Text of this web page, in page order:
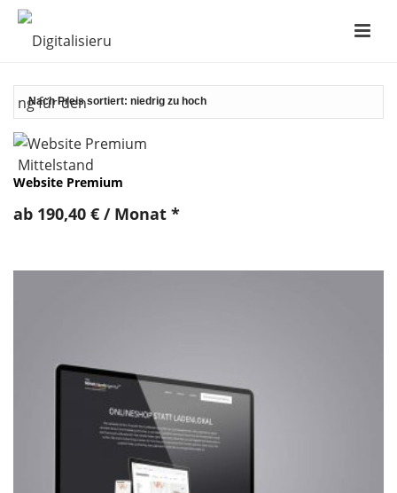
Website Premium
ab 190,40 € / Monat *